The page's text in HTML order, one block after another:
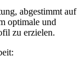
abgestimmt auf
optimale und
zu erzielen.